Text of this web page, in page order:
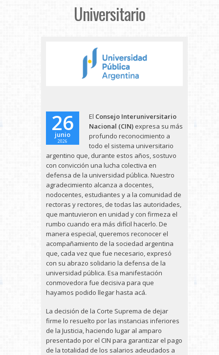
Universitario
26
junio
2026
El Consejo Interuniversitario
Nacional (CIN) expresa su más
profundo reconocimiento a
todo el sistema universitario
argentino que, durante estos años, sostuvo
con convicción una lucha colectiva en
defensa de la universidad pública. Nuestro
agradecimiento alcanza a docentes,
nodocentes, estudiantes y a la comunidad de
rectoras y rectores, de todas las autoridades,
que mantuvieron en unidad y con firmeza el
rumbo cuando era más difícil hacerlo. De
manera especial, queremos reconocer el
acompañamiento de la sociedad argentina
que, cada vez que fue necesario, expresó
con su abrazo solidario la defensa de la
universidad pública. Esa manifestación
conmovedora fue decisiva para que
hayamos podido llegar hasta acá.
La decisión de la Corte Suprema de dejar
firme lo resuelto por las instancias inferiores
de la Justicia, haciendo lugar al amparo
presentado por el CIN para garantizar el pago
de la totalidad de los salarios adeudados a